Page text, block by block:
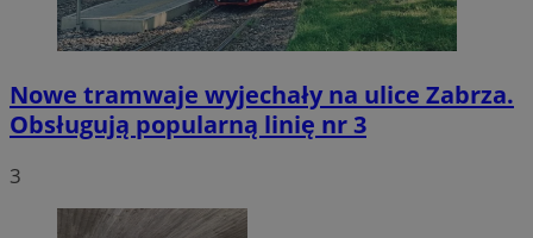
Nowe tramwaje wyjechały na ulice Zabrza.
Obsługują popularną linię nr 3
3